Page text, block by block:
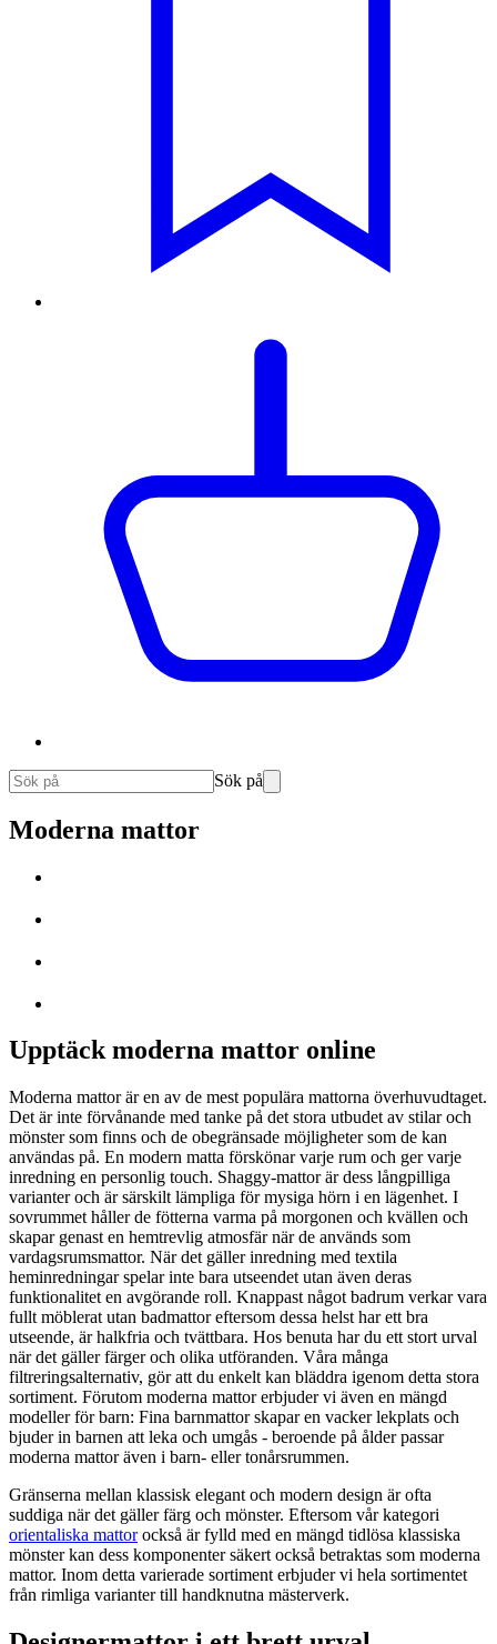
Sök på
Moderna mattor
Upptäck moderna mattor online
Moderna mattor är en av de mest populära mattorna överhuvudtaget.
Det är inte förvånande med tanke på det stora utbudet av stilar och
mönster som finns och de obegränsade möjligheter som de kan
användas på. En modern matta förskönar varje rum och ger varje
inredning en personlig touch. Shaggy-mattor är dess långpilliga
varianter och är särskilt lämpliga för mysiga hörn i en lägenhet. I
sovrummet håller de fötterna varma på morgonen och kvällen och
skapar genast en hemtrevlig atmosfär när de används som
vardagsrumsmattor. När det gäller inredning med textila
heminredningar spelar inte bara utseendet utan även deras
funktionalitet en avgörande roll. Knappast något badrum verkar vara
fullt möblerat utan badmattor eftersom dessa helst har ett bra
utseende, är halkfria och tvättbara. Hos benuta har du ett stort urval
när det gäller färger och olika utföranden. Våra många
filtreringsalternativ, gör att du enkelt kan bläddra igenom detta stora
sortiment. Förutom moderna mattor erbjuder vi även en mängd
modeller för barn: Fina barnmattor skapar en vacker lekplats och
bjuder in barnen att leka och umgås - beroende på ålder passar
moderna mattor även i barn- eller tonårsrummen.
Gränserna mellan klassisk elegant och modern design är ofta
suddiga när det gäller färg och mönster. Eftersom vår kategori
orientaliska mattorockså är fylld med en mängd tidlösa klassiska
mönster kan dess komponenter säkert också betraktas som moderna
mattor. Inom detta varierade sortiment erbjuder vi hela sortimentet
från rimliga varianter till handknutna mästerverk.